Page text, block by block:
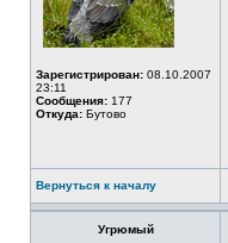
Зарегистрирован: 08.10.2007
23:11
Сообщения: 177
Откуда: Бутово
Вернуться к началу
Угрюмый